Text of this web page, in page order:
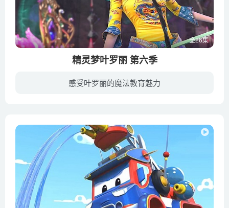
全26集
精灵梦叶罗丽 第六季
感受叶罗丽的魔法教育魅力